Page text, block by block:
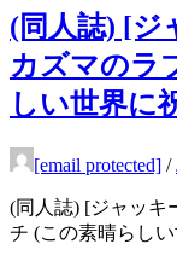
(同人誌) [ジ
カズマのラ
しい世界に
[email protected] /
(同人誌) [ジャッキ
チ (この素晴らし